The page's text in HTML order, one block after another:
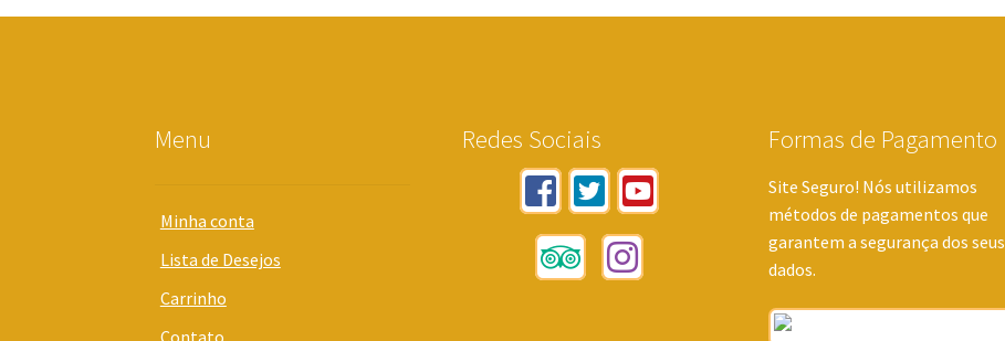
Menu
Minha conta
Lista de Desejos
Carrinho
Contato
Redes Sociais Formas de Pagamento
Site Seguro! Nós utilizamos
métodos de pagamentos que
garantem a segurança dos seus
dados.